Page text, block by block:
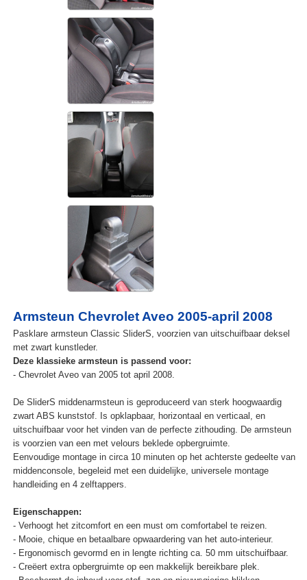
Armsteun Chevrolet Aveo 2005-april 2008
Pasklare armsteun Classic SliderS, voorzien van uitschuifbaar deksel
met zwart kunstleder.
Deze klassieke armsteun is passend voor:
- Chevrolet Aveo van 2005 tot april 2008.
De SliderS middenarmsteun is geproduceerd van sterk hoogwaardig
zwart ABS kunststof. Is opklapbaar, horizontaal en verticaal, en
uitschuifbaar voor het vinden van de perfecte zithouding. De armsteun
is voorzien van een met velours beklede opbergruimte.
Eenvoudige montage in circa 10 minuten op het achterste gedeelte van
middenconsole, begeleid met een duidelijke, universele montage
handleiding en 4 zelftappers.
Eigenschappen:
- Verhoogt het zitcomfort en een must om comfortabel te reizen.
- Mooie, chique en betaalbare opwaardering van het auto-interieur.
- Ergonomisch gevormd en in lengte richting ca. 50 mm uitschuifbaar.
- Creëert extra opbergruimte op een makkelijk bereikbare plek.